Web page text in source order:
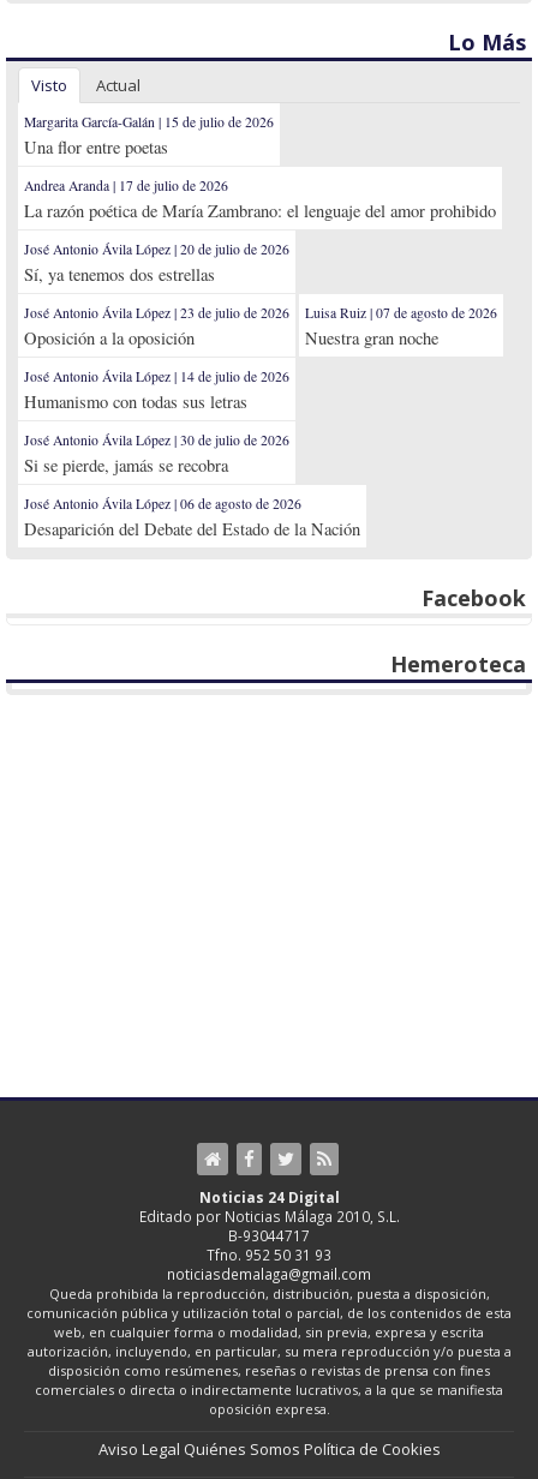
Lo Más
Visto Actual
Margarita García-Galán | 15 de julio de 2026
Una flor entre poetas
Andrea Aranda | 17 de julio de 2026
La razón poética de María Zambrano: el lenguaje del amor prohibido
José Antonio Ávila López | 20 de julio de 2026
Sí, ya tenemos dos estrellas
José Antonio Ávila López | 23 de julio de 2026
Oposición a la oposición
Luisa Ruiz | 07 de agosto de 2026
Nuestra gran noche
José Antonio Ávila López | 14 de julio de 2026
Humanismo con todas sus letras
José Antonio Ávila López | 30 de julio de 2026
Si se pierde, jamás se recobra
José Antonio Ávila López | 06 de agosto de 2026
Desaparición del Debate del Estado de la Nación
Facebook
Hemeroteca
Noticias 24 Digital
Editado por Noticias Málaga 2010, S.L.
B-93044717
Tfno. 952 50 31 93
noticiasdemalaga@gmail.com
Queda prohibida la reproducción, distribución, puesta a disposición,
comunicación pública y utilización total o parcial, de los contenidos de esta
web, en cualquier forma o modalidad, sin previa, expresa y escrita
autorización, incluyendo, en particular, su mera reproducción y/o puesta a
disposición como resúmenes, reseñas o revistas de prensa con fines
comerciales o directa o indirectamente lucrativos, a la que se manifiesta
oposición expresa.
Aviso Legal Quiénes Somos Política de Cookies